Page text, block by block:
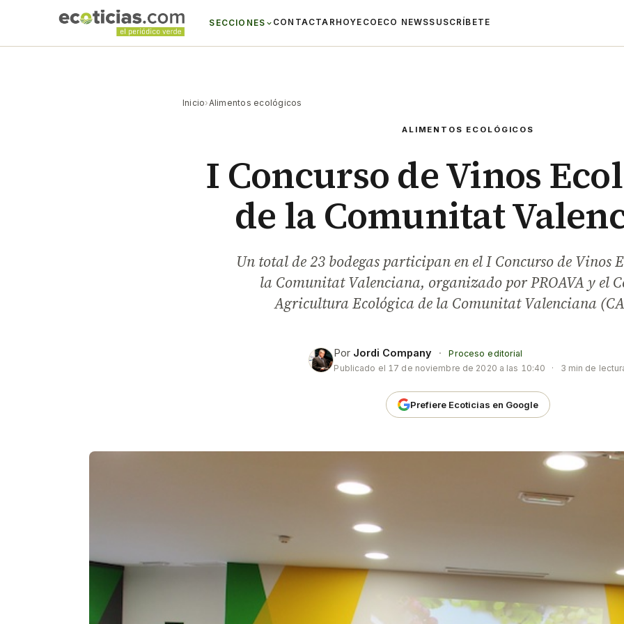
SECCIONES CONTACTAR HOYECO ECO NEWSSUSCRÍBETE
Inicio›Alimentos ecológicos
ALIMENTOS ECOLÓGICOS
I Concurso de Vinos
de la Comunitat
Un total de 23 bodegas participan en el I Concurso de Vinos
la Comunitat Valenciana, organizado por PROAVA y el
Agricultura Ecológica de la Comunitat Valenciana
Por Jordi Company ·
Proceso editorial
Publicado el 17 de noviembre de 2020 a las 10:40 · 3 min de
Prefiere Ecoticias en Google